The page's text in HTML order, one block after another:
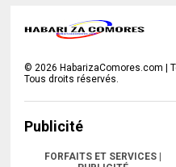
©2026 HabarizaComores.com |
Tous droits réservés.
Publicité
FORFAITS ET SERVICES |